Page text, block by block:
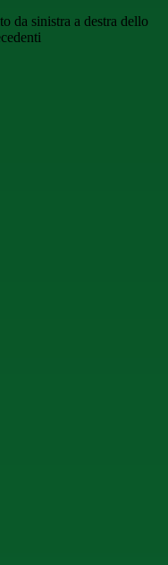
da sinistra a destra dello